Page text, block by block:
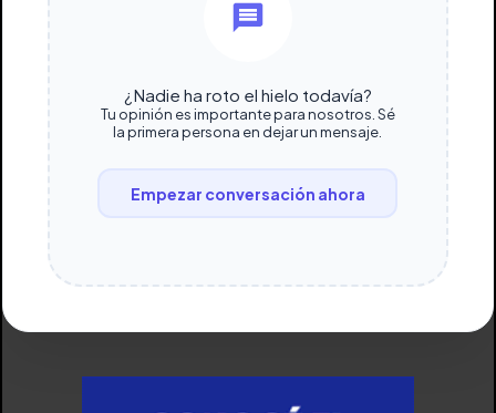
¿Nadie ha roto el hielo todavía?
Tu opinión es importante para nosotros. Sé
la primera persona en dejar un mensaje.
Empezar conversación ahora